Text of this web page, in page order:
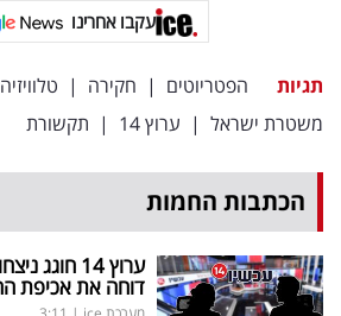
עקבו אחרינו
תגיות הפטריוטים | חקירה | טלוויזיה
משטרת ישראל | ערוץ 14 | תקשורת
הכתבות החמות
ערוץ 14
דוחה את אכיפת